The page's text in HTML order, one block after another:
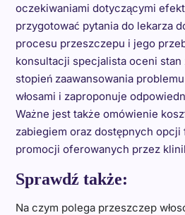
oczekiwaniami dotyczącymi
przygotować pytania do lekarza
procesu przeszczepu i jego
konsultacji specjalista oceni
stopień zaawansowania
włosami i zaproponuje
Ważne jest także omówienie
zabiegiem oraz dostępnych opcji
promocji oferowanych przez
Sprawdź także:
Na czym polega przeszczep